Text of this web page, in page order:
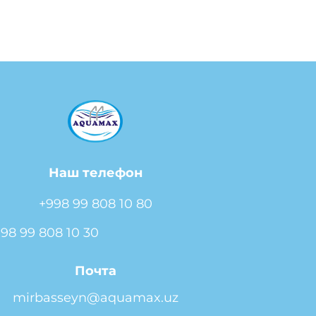
Наш телефон
+998 99 808 10 80
99 808 10 30
Почта
mirbasseyn@aquamax.uz